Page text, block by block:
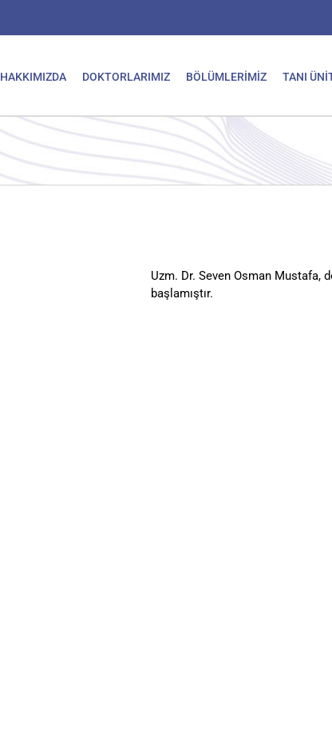
HAKKIMIZDA DOKTORLARIMIZ BÖLÜMLERİMİZ TANI
Uzm. Dr. Seven Osman
başlamıştır.